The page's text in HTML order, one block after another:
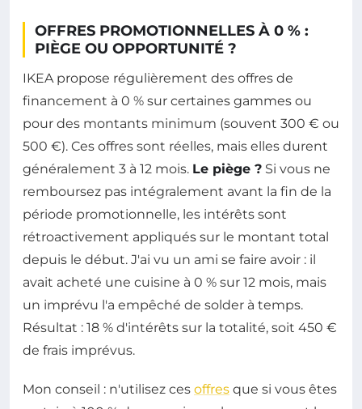
OFFRES PROMOTIONNELLES À 0 % :
PIÈGE OU OPPORTUNITÉ ?
IKEA propose régulièrement des offres de
financement à 0 % sur certaines gammes ou
pour des montants minimum (souvent 300 € ou
500 €). Ces offres sont réelles, mais elles durent
généralement 3 à 12 mois. Le piège ? Si vous ne
remboursez pas intégralement avant la fin de la
période promotionnelle, les intérêts sont
rétroactivement appliqués sur le montant total
depuis le début. J'ai vu un ami se faire avoir : il
avait acheté une cuisine à 0 % sur 12 mois, mais
un imprévu l'a empêché de solder à temps.
Résultat : 18 % d'intérêts sur la totalité, soit 450 €
de frais imprévus.
Mon conseil : n'utilisez ces offres que si vous êtes